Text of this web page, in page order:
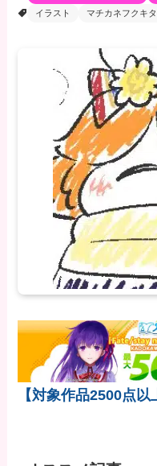
イラスト
マチカネフクキ
【対象作品2500点